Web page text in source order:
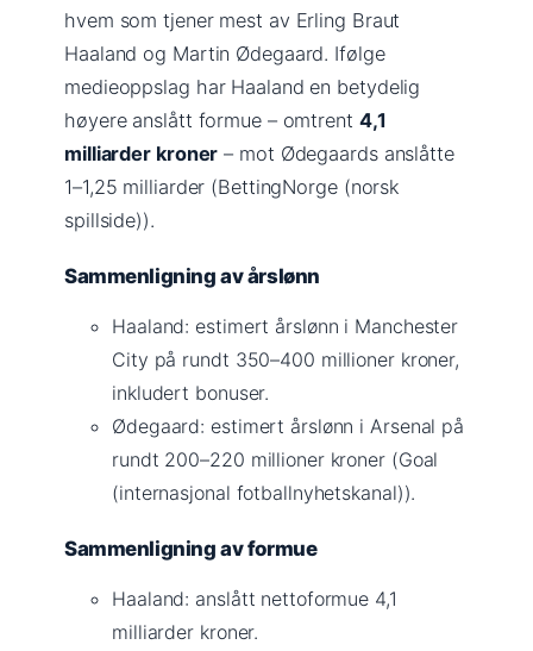
hvem som tjener mest av Erling Braut
Haaland og Martin Ødegaard. Ifølge
medieoppslag har Haaland en betydelig
høyere anslått formue – omtrent 4,1
milliarder kroner – mot Ødegaards anslåtte
1–1,25 milliarder (BettingNorge (norsk
spillside)).
Sammenligning av årslønn
Haaland: estimert årslønn i Manchester
City på rundt 350–400 millioner kroner,
inkludert bonuser.
Ødegaard: estimert årslønn i Arsenal på
rundt 200–220 millioner kroner (Goal
(internasjonal fotballnyhetskanal)).
Sammenligning av formue
Haaland: anslått nettoformue 4,1
milliarder kroner.